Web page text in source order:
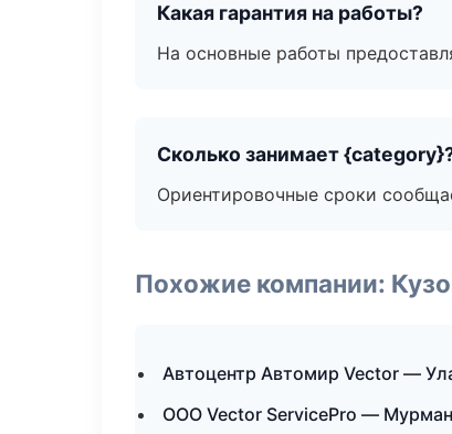
Какая гарантия на работы?
На основные работы
Сколько занимает
Ориентировочные сроки
Похожие компании:
Автоцентр Автомир Vector —
ООО Vector ServicePro —